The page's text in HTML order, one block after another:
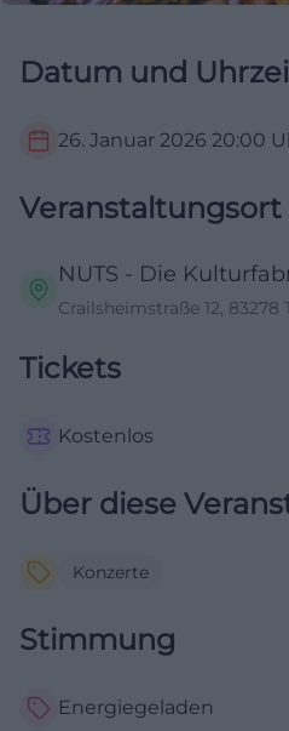
Datum und
26. Januar 2026 20:00
Veranstaltungsort
NUTS - Die
Crailsheimstraße 12,
Tickets
Kostenlos
Über diese
Konzerte
Stimmung
Energiegeladen